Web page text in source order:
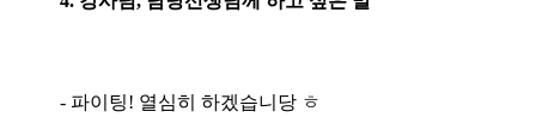
- 파이팅! 열심히 하겠습니당 ㅎ